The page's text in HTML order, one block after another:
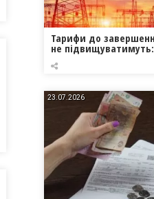
Тарифи до
не
23.07.2026